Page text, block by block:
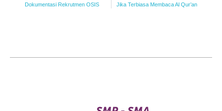
Dokumentasi Rekrutmen OSIS Jika Terbiasa Membaca Al Qur’an